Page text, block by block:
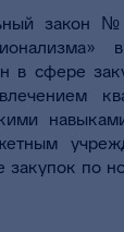
закон
в сфере
по